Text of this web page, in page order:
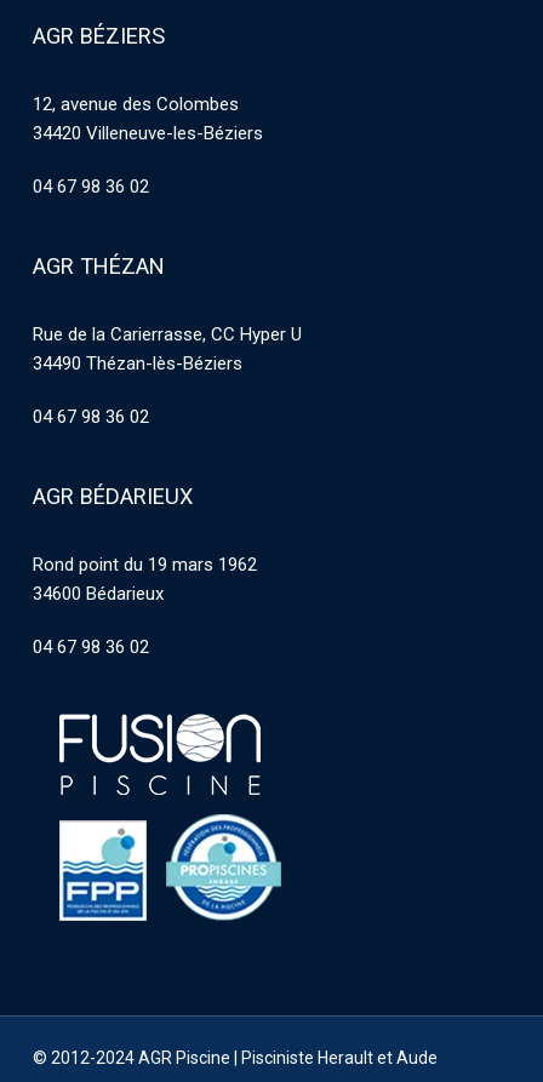
AGR BÉZIERS
12, avenue des Colombes
34420 Villeneuve-les-Béziers
04 67 98 36 02
AGR THÉZAN
Rue de la Carierrasse, CC Hyper U
34490 Thézan-lès-Béziers
04 67 98 36 02
AGR BÉDARIEUX
Rond point du 19 mars 1962
34600 Bédarieux
04 67 98 36 02
© 2012-2024 AGR Piscine | Pisciniste Herault et Aude